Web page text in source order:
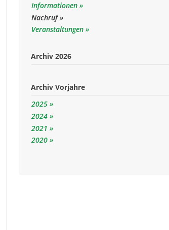
Informationen
Nachruf
Veranstaltungen
Archiv 2026
Archiv Vorjahre
2025
2024
2021
2020